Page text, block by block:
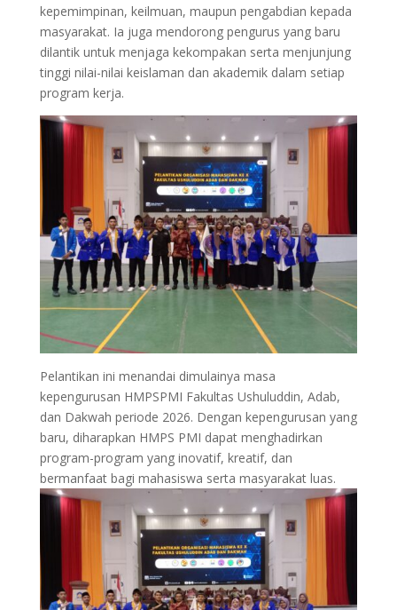
kepemimpinan, keilmuan, maupun pengabdian kepada
masyarakat. Ia juga mendorong pengurus yang baru
dilantik untuk menjaga kekompakan serta menjunjung
tinggi nilai-nilai keislaman dan akademik dalam setiap
program kerja.
Pelantikan ini menandai dimulainya masa
kepengurusan HMPSPMI Fakultas Ushuluddin, Adab,
dan Dakwah periode 2026. Dengan kepengurusan yang
baru, diharapkan HMPS PMI dapat menghadirkan
program-program yang inovatif, kreatif, dan
bermanfaat bagi mahasiswa serta masyarakat luas.